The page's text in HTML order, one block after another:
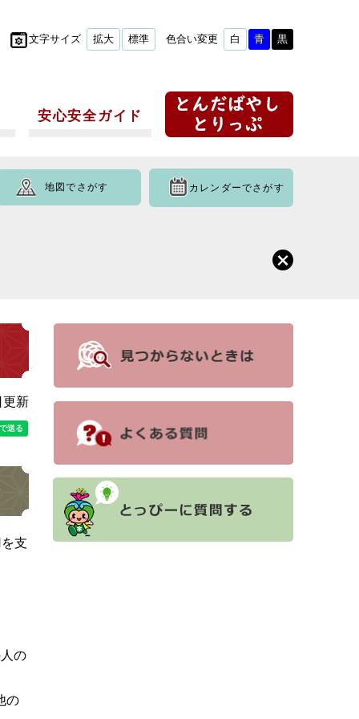
文字サイズ 拡大 標準 色合い変更 白 青 黒
安心安全ガイド
地図でさがす カレンダーでさがす
更新
支
の
の